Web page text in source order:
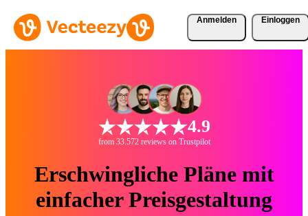
Anmelden Einloggen
4.9
from 33.572 reviews on Trustpilot
Erschwingliche Pläne mit
einfacher Preisgestaltung